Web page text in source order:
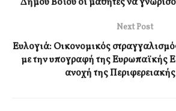
Next Post
Ευλογιά: Οικονομικός
με την υπογραφή της Ευρωπαϊκής
ανοχή της